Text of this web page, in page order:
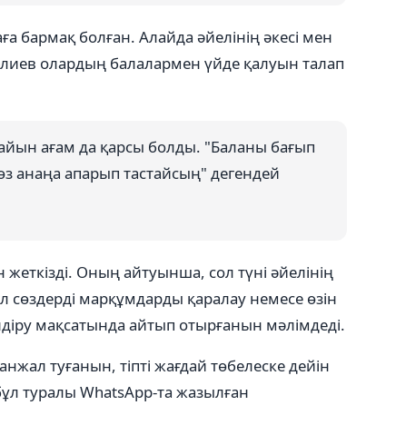
бармақ болған. Алайда әйелінің әкесі мен
олардың балалармен үйде қалуын талап
ағам да қарсы болды. "Баланы бағып
анаңа апарып тастайсың" дегендей
Оның айтуынша, сол түні әйелінің
марқұмдарды қаралау немесе өзін
мақсатында айтып отырғанын мәлімдеді.
туғанын, тіпті жағдай төбелеске дейін
туралы WhatsApp-та жазылған